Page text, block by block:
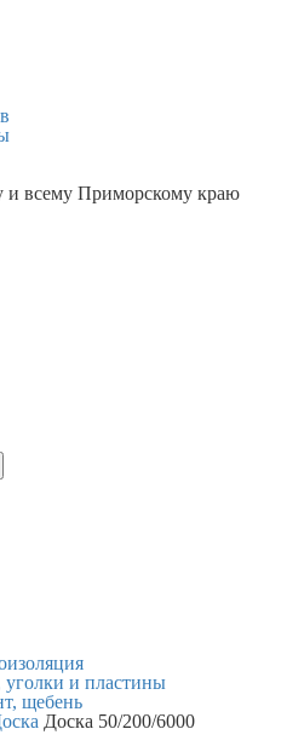
и всему Приморскому краю
уголки и пластины
щебень
Доска 50/200/6000